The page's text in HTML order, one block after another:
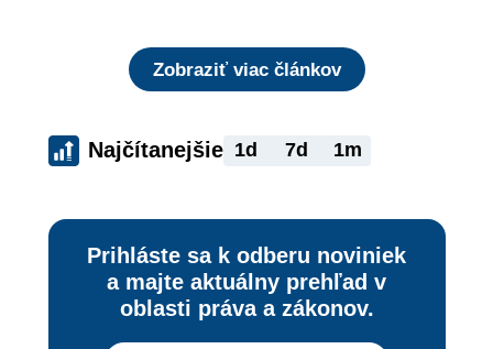
Zobraziť viac článkov
Najčítanejšie 1d 7d 1m
Prihláste sa k odberu noviniek
a majte aktuálny prehľad v
oblasti práva a zákonov.